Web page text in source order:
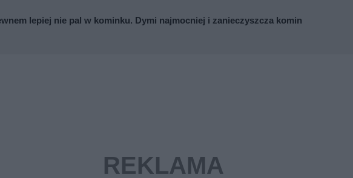
lepiej nie pal w kominku. Dymi najmocniej i zanieczyszcza komin